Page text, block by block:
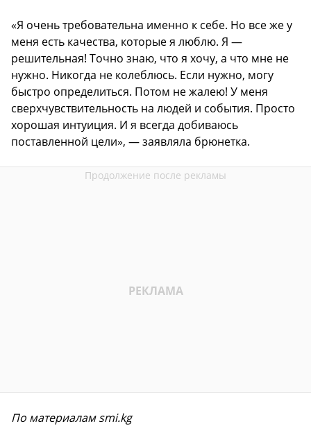
«Я очень требовательна именно к себе. Но все же у
меня есть качества, которые я люблю. Я —
решительная! Точно знаю, что я хочу, а что мне не
нужно. Никогда не колеблюсь. Если нужно, могу
быстро определиться. Потом не жалею! У меня
сверхчувствительность на людей и события. Просто
хорошая интуиция. И я всегда добиваюсь
поставленной цели», — заявляла брюнетка.
По материалам smi.kg